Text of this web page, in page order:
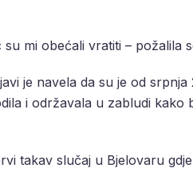
mi obećali vratiti – požalila
je navela da su je od
i održavala u zabludi kako
takav slučaj u Bjelovaru